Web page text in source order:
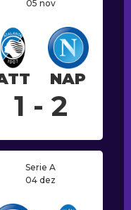
05 nov
NAP
1 - 2
Serie A
04 dez